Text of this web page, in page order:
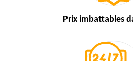
Prix imbattables